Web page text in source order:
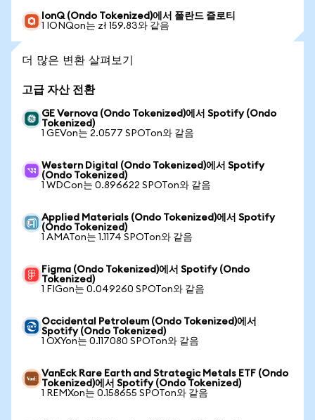
IonQ (Ondo Tokenized)에서 폴란드 즐로티
1 IONQon는 zł 159.83와 같음
더 많은 변환 살펴보기
고급 자산 전환
GE Vernova (Ondo Tokenized)에서 Spotify (Ondo
Tokenized)
1 GEVon는 2.0577 SPOTon와 같음
Western Digital (Ondo Tokenized)에서 Spotify
(Ondo Tokenized)
1 WDCon는 0.896622 SPOTon와 같음
Applied Materials (Ondo Tokenized)에서 Spotify
(Ondo Tokenized)
1 AMATon는 1.1174 SPOTon와 같음
Figma (Ondo Tokenized)에서 Spotify (Ondo
Tokenized)
1 FIGon는 0.049260 SPOTon와 같음
Occidental Petroleum (Ondo Tokenized)에서
Spotify (Ondo Tokenized)
1 OXYon는 0.117080 SPOTon와 같음
VanEck Rare Earth and Strategic Metals ETF (Ondo
Tokenized)에서 Spotify (Ondo Tokenized)
1 REMXon는 0.158655 SPOTon와 같음